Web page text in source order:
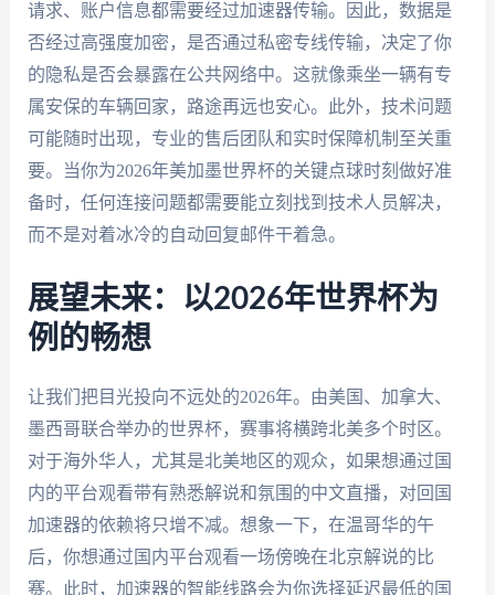
请求、账户信息都需要经过加速器传输。因此，数据是
否经过高强度加密，是否通过私密专线传输，决定了你
的隐私是否会暴露在公共网络中。这就像乘坐一辆有专
属安保的车辆回家，路途再远也安心。此外，技术问题
可能随时出现，专业的售后团队和实时保障机制至关重
要。当你为2026年美加墨世界杯的关键点球时刻做好准
备时，任何连接问题都需要能立刻找到技术人员解决，
而不是对着冰冷的自动回复邮件干着急。
展望未来：以2026年世界杯为
例的畅想
让我们把目光投向不远处的2026年。由美国、加拿大、
墨西哥联合举办的世界杯，赛事将横跨北美多个时区。
对于海外华人，尤其是北美地区的观众，如果想通过国
内的平台观看带有熟悉解说和氛围的中文直播，对回国
加速器的依赖将只增不减。想象一下，在温哥华的午
后，你想通过国内平台观看一场傍晚在北京解说的比
赛。此时，加速器的智能线路会为你选择延迟最低的国